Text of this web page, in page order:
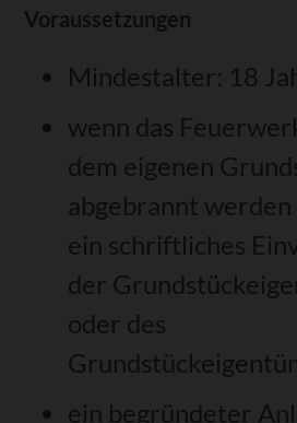
Voraussetzungen
Mindestalter: 18
wenn das
dem eigenen
abgebrannt werden
ein schriftliches
der
oder des
ein begründeter